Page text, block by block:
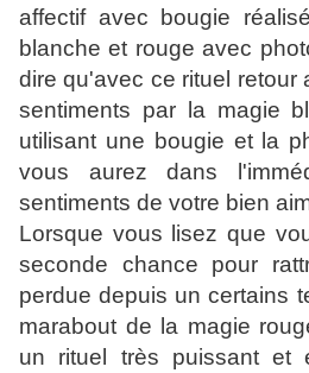
affectif avec bougie
blanche et rouge avec
dire qu'avec ce rituel retour
sentiments par la magie
utilisant une bougie et la
vous aurez dans
sentiments de votre bien
Lorsque vous lisez que
seconde chance pour
perdue depuis un certains
marabout de la magie
un rituel très puissant et